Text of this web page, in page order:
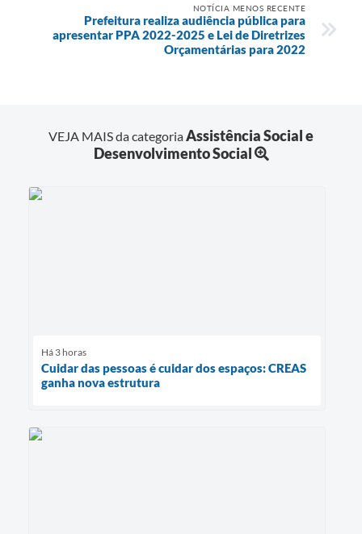
NOTÍCIA MENOS RECENTE
Prefeitura realiza audiência pública para
apresentar PPA 2022-2025 e Lei de Diretrizes
Orçamentárias para 2022
VEJA MAIS da categoriaAssistência Social e
Desenvolvimento Social
Há 3 horas
Cuidar das pessoas é cuidar dos espaços: CREAS
ganha nova estrutura